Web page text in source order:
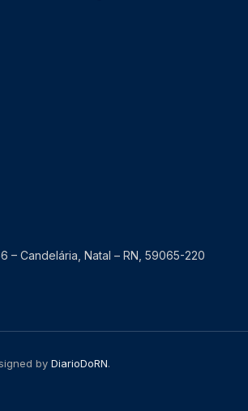
– Candelária, Natal – RN, 59065-220
byDiarioDoRN.